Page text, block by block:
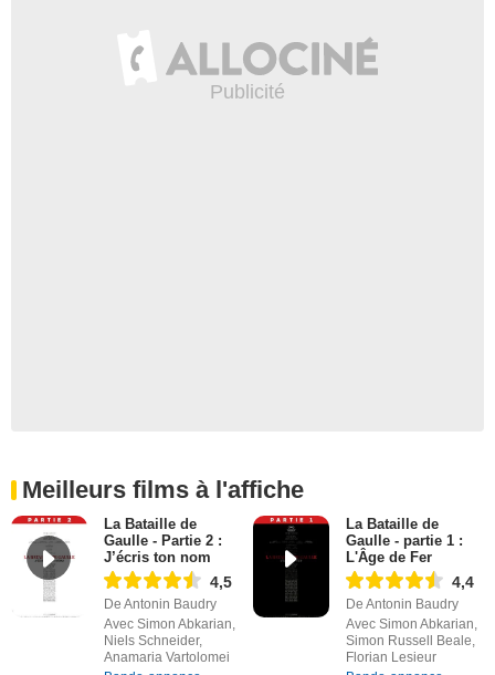
Meilleurs films à l'affiche
La Bataille de
Gaulle - Partie 2 :
J’écris ton nom
4,5
De Antonin Baudry
Avec Simon Abkarian,
Niels Schneider,
Anamaria Vartolomei
La Bataille de
Gaulle - partie 1 :
L'Âge de Fer
4,4
De Antonin Baudry
Avec Simon Abkarian,
Simon Russell Beale,
Florian Lesieur